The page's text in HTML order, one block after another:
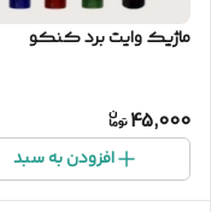
ماژیک وایت برد کنکو
45,000
افزودن به سبد